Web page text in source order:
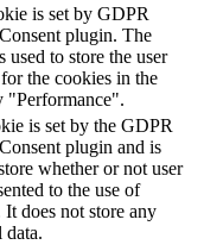
is set by GDPR
plugin. The
used to store the user
the cookies in the
"Performance".
is set by the GDPR
plugin and is
whether or not user
to the use of
It does not store any
data.